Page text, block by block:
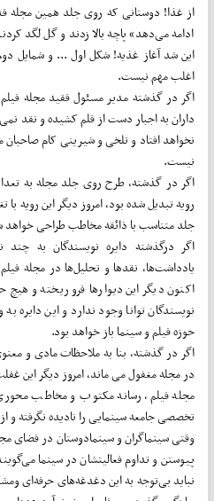
از غذا! دوستانی که روی جلد همین مجله
ادامه می‌دهد» پاچه بالا زدند و گل لگد
این شد آغاز غذیه! شکل اول ... و شمایل
اغلب مهم نیست.
اگر در گذشته مدیر مسئول فقید مجله
داران به اجبار دست از قلم کشیده و نقد
نخواهد افتاد و تلخی و شیرینی کام صاحبان
نیست.
اگر در گذشته، طرح روی جلد مجله به
رویه تبدیل شده بود، امروز دیگر این رویه
جلد متناسب با ذائقه مخاطب طراحی خواهد
اگر درگذشته دایره نویسندگان به چند
یادداشت‌ها، نقد‌ها و تحلیل‌ها در مجله
اکنون دیگر این دیوارها فرو ریخته و هیچ
نویسندگان توانا وجود ندارد و این
حوزه فیلم و سینما باز خواهد بود.
اگر در گذشته، بنا به ملاحظات مادی و
در مجله مغفول می ماند، امروز دیگر این
مجله فیلم، رسانه مکتوب و مخاطب
تخصصی جامعه سینمایی را نادیده نگرفته و
وقتی سینماگران و سینمادوستان در فضای
پیوستن و تداوم فعالیتشان در سینما
نباید بی‌توجه به این دغدغه‌های حرفه‌ای